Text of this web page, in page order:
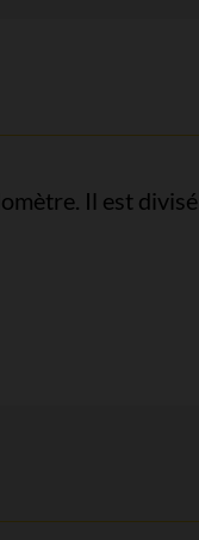
Il est divisé